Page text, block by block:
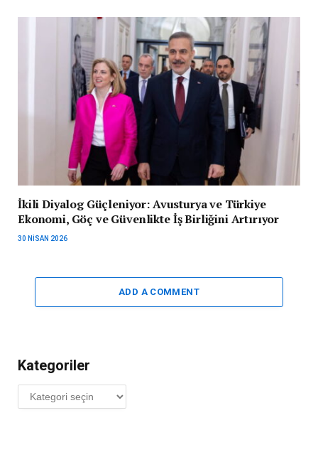
İkili Diyalog Güçleniyor: Avusturya ve Türkiye
Ekonomi, Göç ve Güvenlikte İş Birliğini Artırıyor
30 NISAN 2026
ADD A COMMENT
Kategoriler
Kategoriler